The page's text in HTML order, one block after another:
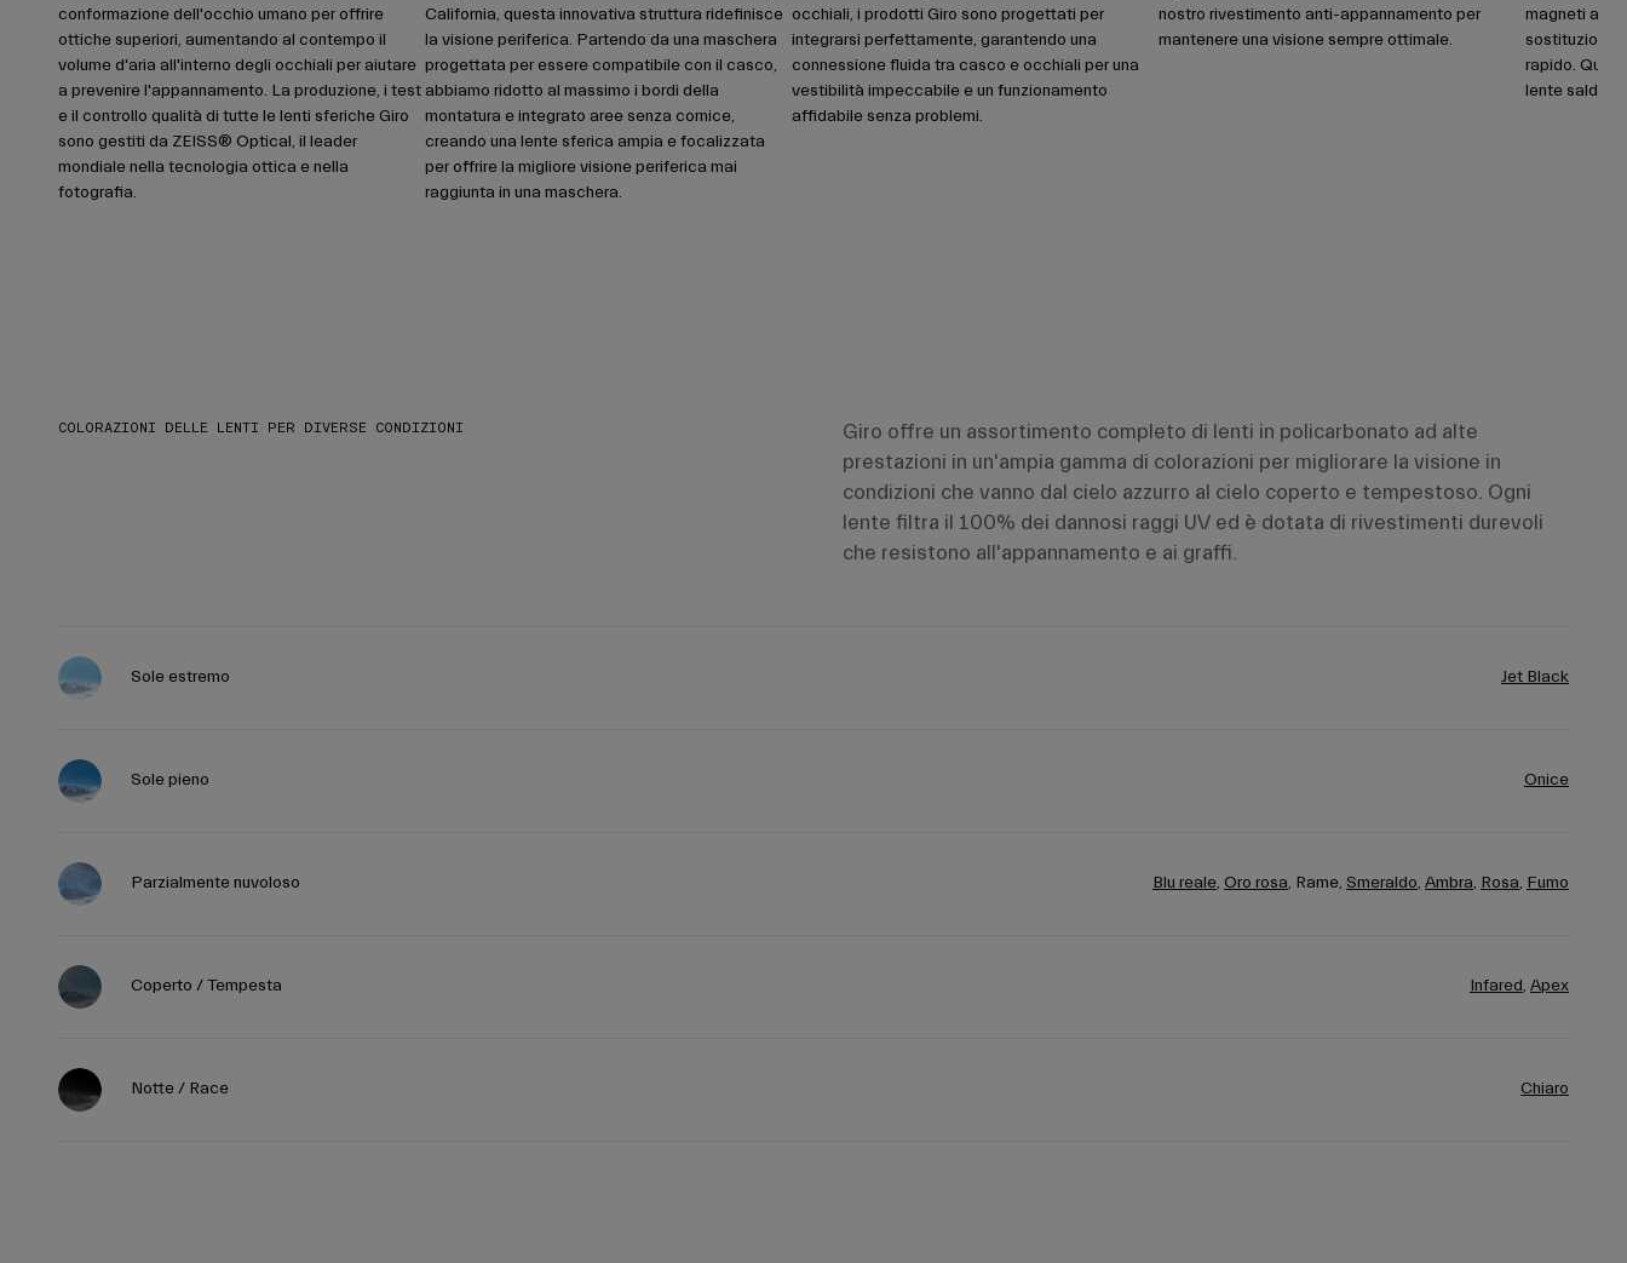
conformazione dell'occhio umano per offrire
ottiche superiori, aumentando al contempo il
volume d'aria all'interno degli occhiali per aiutare
a prevenire l'appannamento. La produzione, i test
e il controllo qualità di tutte le lenti sferiche Giro
sono gestiti da ZEISS® Optical, il leader
mondiale nella tecnologia ottica e nella
fotografia.
California, questa innovativa struttura ridefinisce
la visione periferica. Partendo da una maschera
progettata per essere compatibile con il casco,
abbiamo ridotto al massimo i bordi della
montatura e integrato aree senza cornice,
creando una lente sferica ampia e focalizzata
per offrire la migliore visione periferica mai
raggiunta in una maschera.
occhiali, i prodotti Giro sono progettati per
integrarsi perfettamente, garantendo una
connessione fluida tra casco e occhiali per una
vestibilità impeccabile e un funzionamento
affidabile senza problemi.
nostro rivestimento anti-appannamento per
mantenere una visione sempre ottimale.
magneti
sostituzione
rapido.
lente
COLORAZIONI DELLE LENTI PER DIVERSE CONDIZIONI
Giro offre un assortimento completo di lenti in policarbonato ad alte
prestazioni in un'ampia gamma di colorazioni per migliorare la visione in
condizioni che vanno dal cielo azzurro al cielo coperto e tempestoso. Ogni
lente filtra il 100% dei dannosi raggi UV ed è dotata di rivestimenti durevoli
che resistono all'appannamento e ai graffi.
Sole estremo Jet Black
Sole pieno Onice
Parzialmente nuvoloso Blu reale, Oro rosa, Rame, Smeraldo, Ambra, Rosa, Fumo
Coperto / Tempesta Infared, Apex
Notte / Race Chiaro